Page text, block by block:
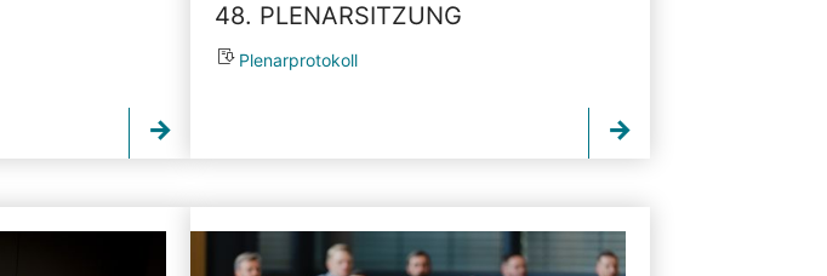
48. PLENARSITZUNG
Plenarprotokoll